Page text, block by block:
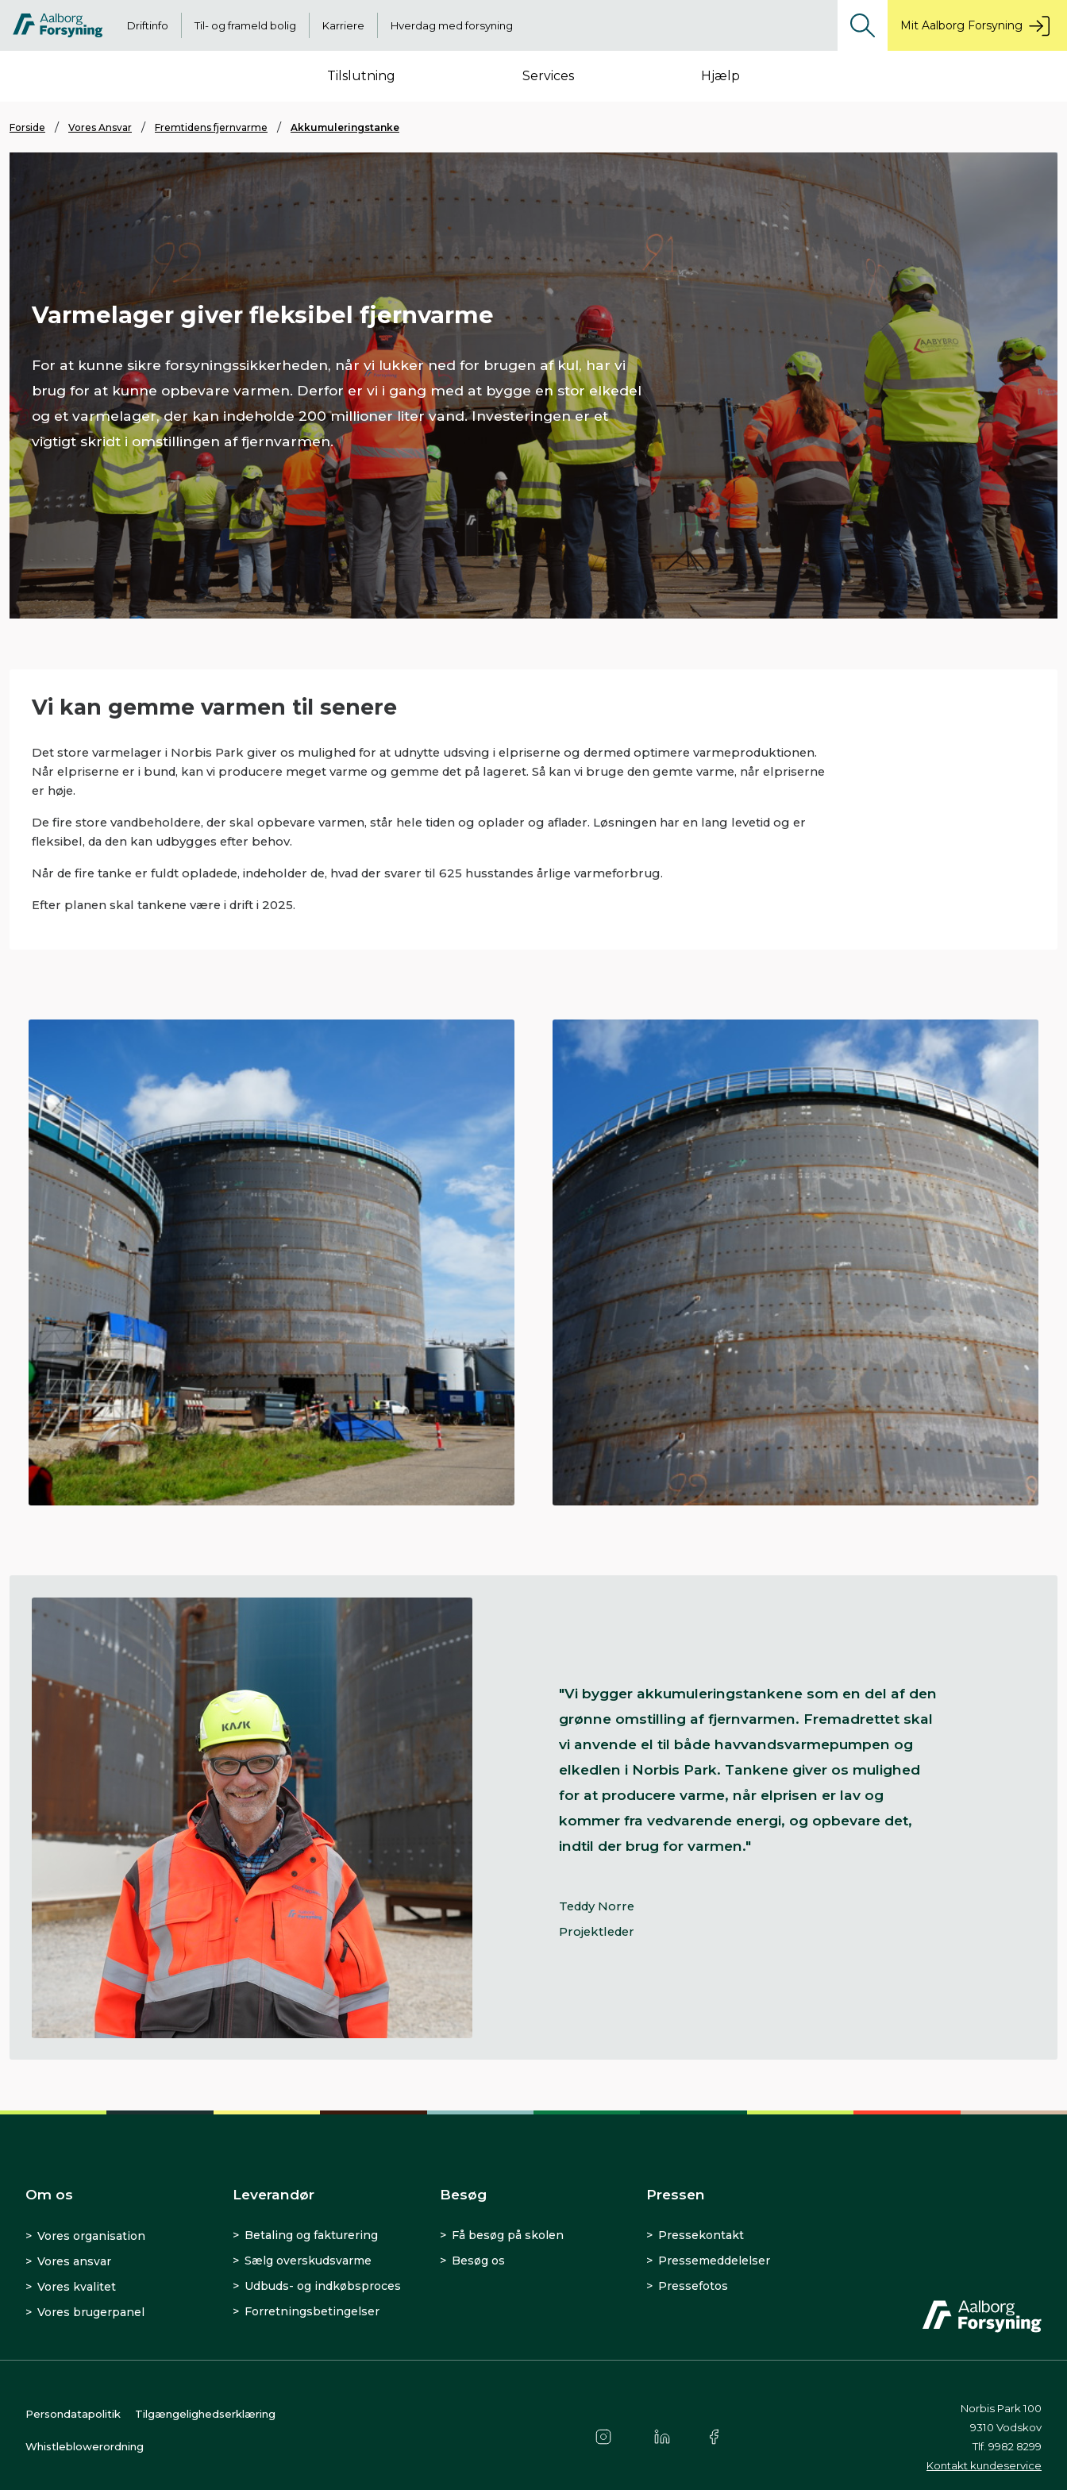
Driftinfo Til- og frameld bolig Karriere Hverdag med forsyning Mit Aalborg Forsyning
Tilslutning Services Hjælp
Forside Vores Ansvar Fremtidens fjernvarme Akkumuleringstanke
Varmelager giver fleksibel fjernvarme
For at kunne sikre forsyningssikkerheden, når vi lukker ned for brugen af kul, har vi
brug for at kunne opbevare varmen. Derfor er vi i gang med at bygge en stor elkedel
og et varmelager, der kan indeholde 200 millioner liter vand. Investeringen er et
vigtigt skridt i omstillingen af fjernvarmen.
Vi kan gemme varmen til senere
Det store varmelager i Norbis Park giver os mulighed for at udnytte udsving i elpriserne og dermed optimere varmeproduktionen.
Når elpriserne er i bund, kan vi producere meget varme og gemme det på lageret. Så kan vi bruge den gemte varme, når elpriserne
er høje.
De fire store vandbeholdere, der skal opbevare varmen, står hele tiden og oplader og aflader. Løsningen har en lang levetid og er
fleksibel, da den kan udbygges efter behov.
Når de fire tanke er fuldt opladede, indeholder de, hvad der svarer til 625 husstandes årlige varmeforbrug.
Efter planen skal tankene være i drift i 2025.
"Vi bygger akkumuleringstankene som en del af den
grønne omstilling af fjernvarmen. Fremadrettet skal
vi anvende el til både havvandsvarmepumpen og
elkedlen i Norbis Park. Tankene giver os mulighed
for at producere varme, når elprisen er lav og
kommer fra vedvarende energi, og opbevare det,
indtil der brug for varmen."
Teddy Norre
Projektleder
Om os
Vores organisation
Vores ansvar
Vores kvalitet
Vores brugerpanel
Leverandør
Betaling og fakturering
Sælg overskudsvarme
Udbuds- og indkøbsproces
Forretningsbetingelser
Besøg
Få besøg på skolen
Besøg os
Pressen
Pressekontakt
Pressemeddelelser
Pressefotos
Persondatapolitik Tilgængelighedserklæring
Whistleblowerordning
Norbis Park 100
9310 Vodskov
Tlf. 9982 8299
Kontakt kundeservice